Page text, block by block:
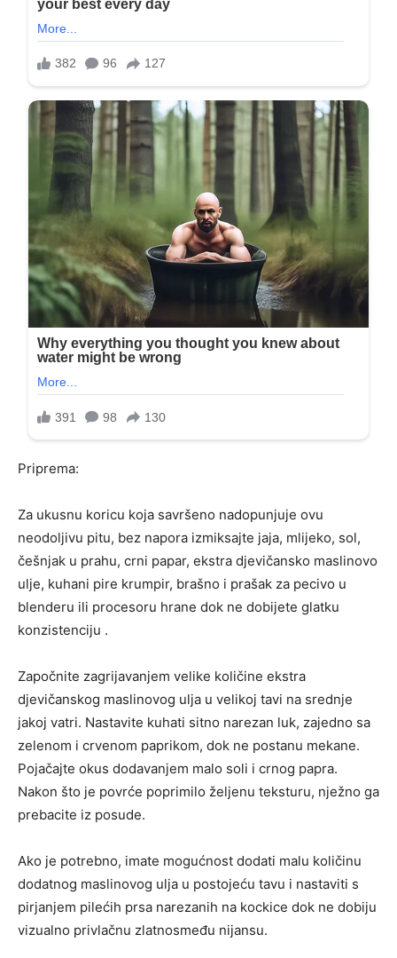
Priprema:
Za ukusnu koricu koja savršeno nadopunjuje ovu
neodoljivu pitu, bez napora izmiksajte jaja, mlijeko, sol,
češnjak u prahu, crni papar, ekstra djevičansko maslinovo
ulje, kuhani pire krumpir, brašno i prašak za pecivo u
blenderu ili procesoru hrane dok ne dobijete glatku
konzistenciju .
Započnite zagrijavanjem velike količine ekstra
djevičanskog maslinovog ulja u velikoj tavi na srednje
jakoj vatri. Nastavite kuhati sitno narezan luk, zajedno sa
zelenom i crvenom paprikom, dok ne postanu mekane.
Pojačajte okus dodavanjem malo soli i crnog papra.
Nakon što je povrće poprimilo željenu teksturu, nježno ga
prebacite iz posude.
Ako je potrebno, imate mogućnost dodati malu količinu
dodatnog maslinovog ulja u postojeću tavu i nastaviti s
pirjanjem pilećih prsa narezanih na kockice dok ne dobiju
vizualno privlačnu zlatnosmeđu nijansu.